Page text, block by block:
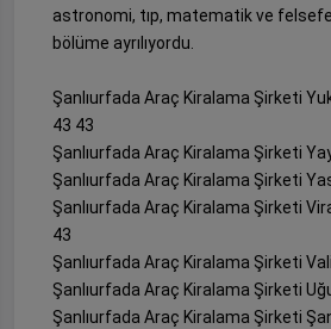
astronomi, tıp, matematik ve
bölüme ayrılıyordu.
Şanlıurfada Araç Kiralama Şirketi
43 43
Şanlıurfada Araç Kiralama Şirketi
Şanlıurfada Araç Kiralama Şirketi
Şanlıurfada Araç Kiralama Şirketi
43
Şanlıurfada Araç Kiralama Şirketi
Şanlıurfada Araç Kiralama Şirketi
Şanlıurfada Araç Kiralama Şirketi